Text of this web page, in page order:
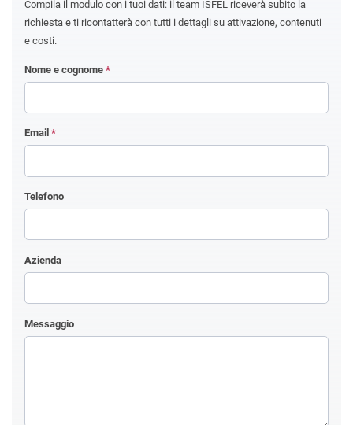
Compila il modulo con i tuoi dati: il team ISFEL riceverà subito la
richiesta e ti ricontatterà con tutti i dettagli su attivazione, contenuti
e costi.
Nome e cognome *
Email *
Telefono
Azienda
Messaggio